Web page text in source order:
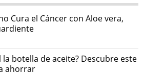
Cura el Cáncer con Aloe vera,
la botella de aceite? Descubre este
ahorrar